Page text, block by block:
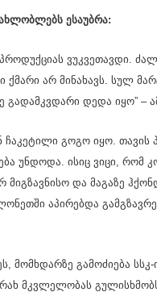
ესა­უბ­რა:
პრო­დუქ­ცი­ას ვუკ­ვე­თავ­დი.
ქმა­რი არ მი­ნა­ხავს. სულ
გა­დამ­კვდა­რი დედა იყო” –
ჩა­კე­ტი­ლი გოგო იყო.
უნ­დო­და. ისიც ვიცი,
მიგ­ზავ­ნი­სო და მა­გა­ზე
აპი­რებ­და
მომ­ხდარ­ზე გა­მო­ძი­ე­ბა
მკვლე­ლო­ბას